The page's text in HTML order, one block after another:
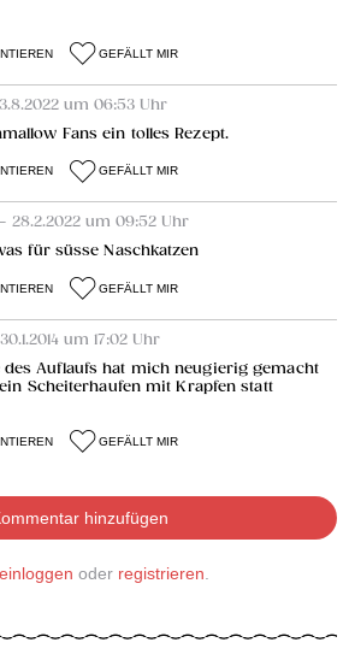
GEFÄLLT MIR
um 06:53 Uhr
Fans ein tolles Rezept.
GEFÄLLT MIR
28.2.2022 um 09:52 Uhr
für süsse Naschkatzen
GEFÄLLT MIR
um 17:02 Uhr
des Auflaufs hat mich neugierig gemacht
Scheiterhaufen mit Krapfen statt
GEFÄLLT MIR
hinzufügen
einloggen oder registrieren